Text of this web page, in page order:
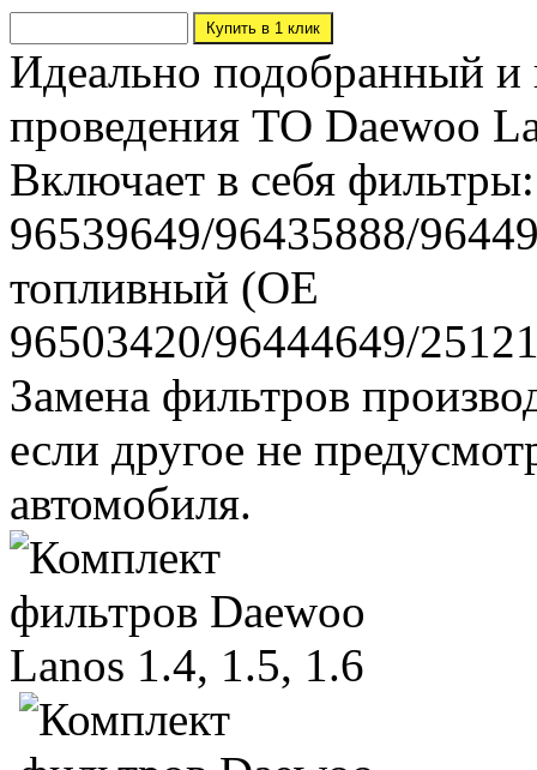
Идеально подобранный и
проведения ТО Daewoo
Включает в себя
96539649/96435888/
топливный (ОЕ
96503420/96444649/
Замена фильтров
если другое не
автомобиля.